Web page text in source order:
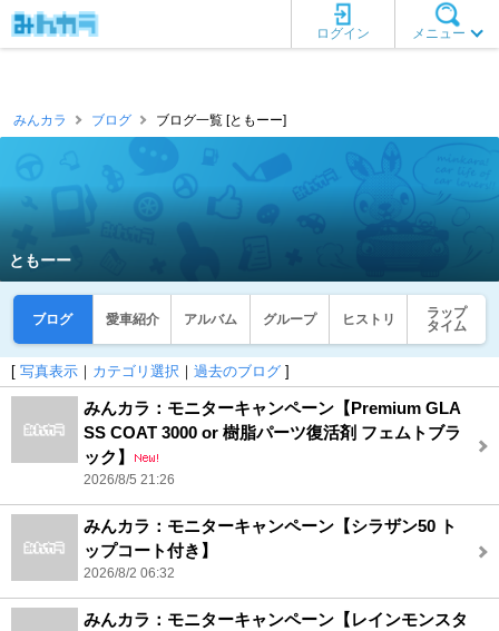
メニュー
ログイン
みんカラ ブログ ブログ一覧 [ともーー]
ともーー
ブログ 愛車紹介 アルバム グループ ヒストリ
ラップ
タイム
[ 写真表示 ｜ カテゴリ選択 ｜ 過去のブログ ]
みんカラ：モニターキャンペーン【Premium GLA
SS COAT 3000 or 樹脂パーツ復活剤 フェムトブラ
ック】
2026/8/5 21:26
みんカラ：モニターキャンペーン【シラザン50 ト
ップコート付き】
2026/8/2 06:32
みんカラ：モニターキャンペーン【レインモンスタ